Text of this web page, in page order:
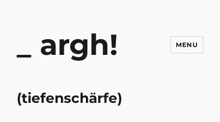
argh! MENU
(tiefenschärfe)